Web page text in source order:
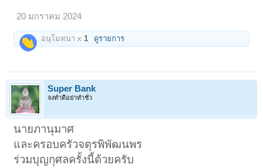
20 มกราคม 2024
อนุโมทนา x 1 ดูรายการ
Super Bank
จงทำดีอย่าทำชั่ว
นายภานุมาศ
และครอบครัวจตุรพิพัฒนพร
ร่วมบุญกุศลครั้งนี้ด้วยครับ